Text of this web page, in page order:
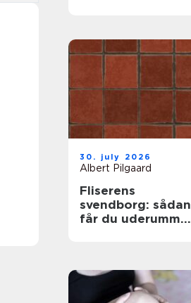
30. july 2026
Albert Pilgaard
Fliserens
svendborg: sådan
får du uderummet